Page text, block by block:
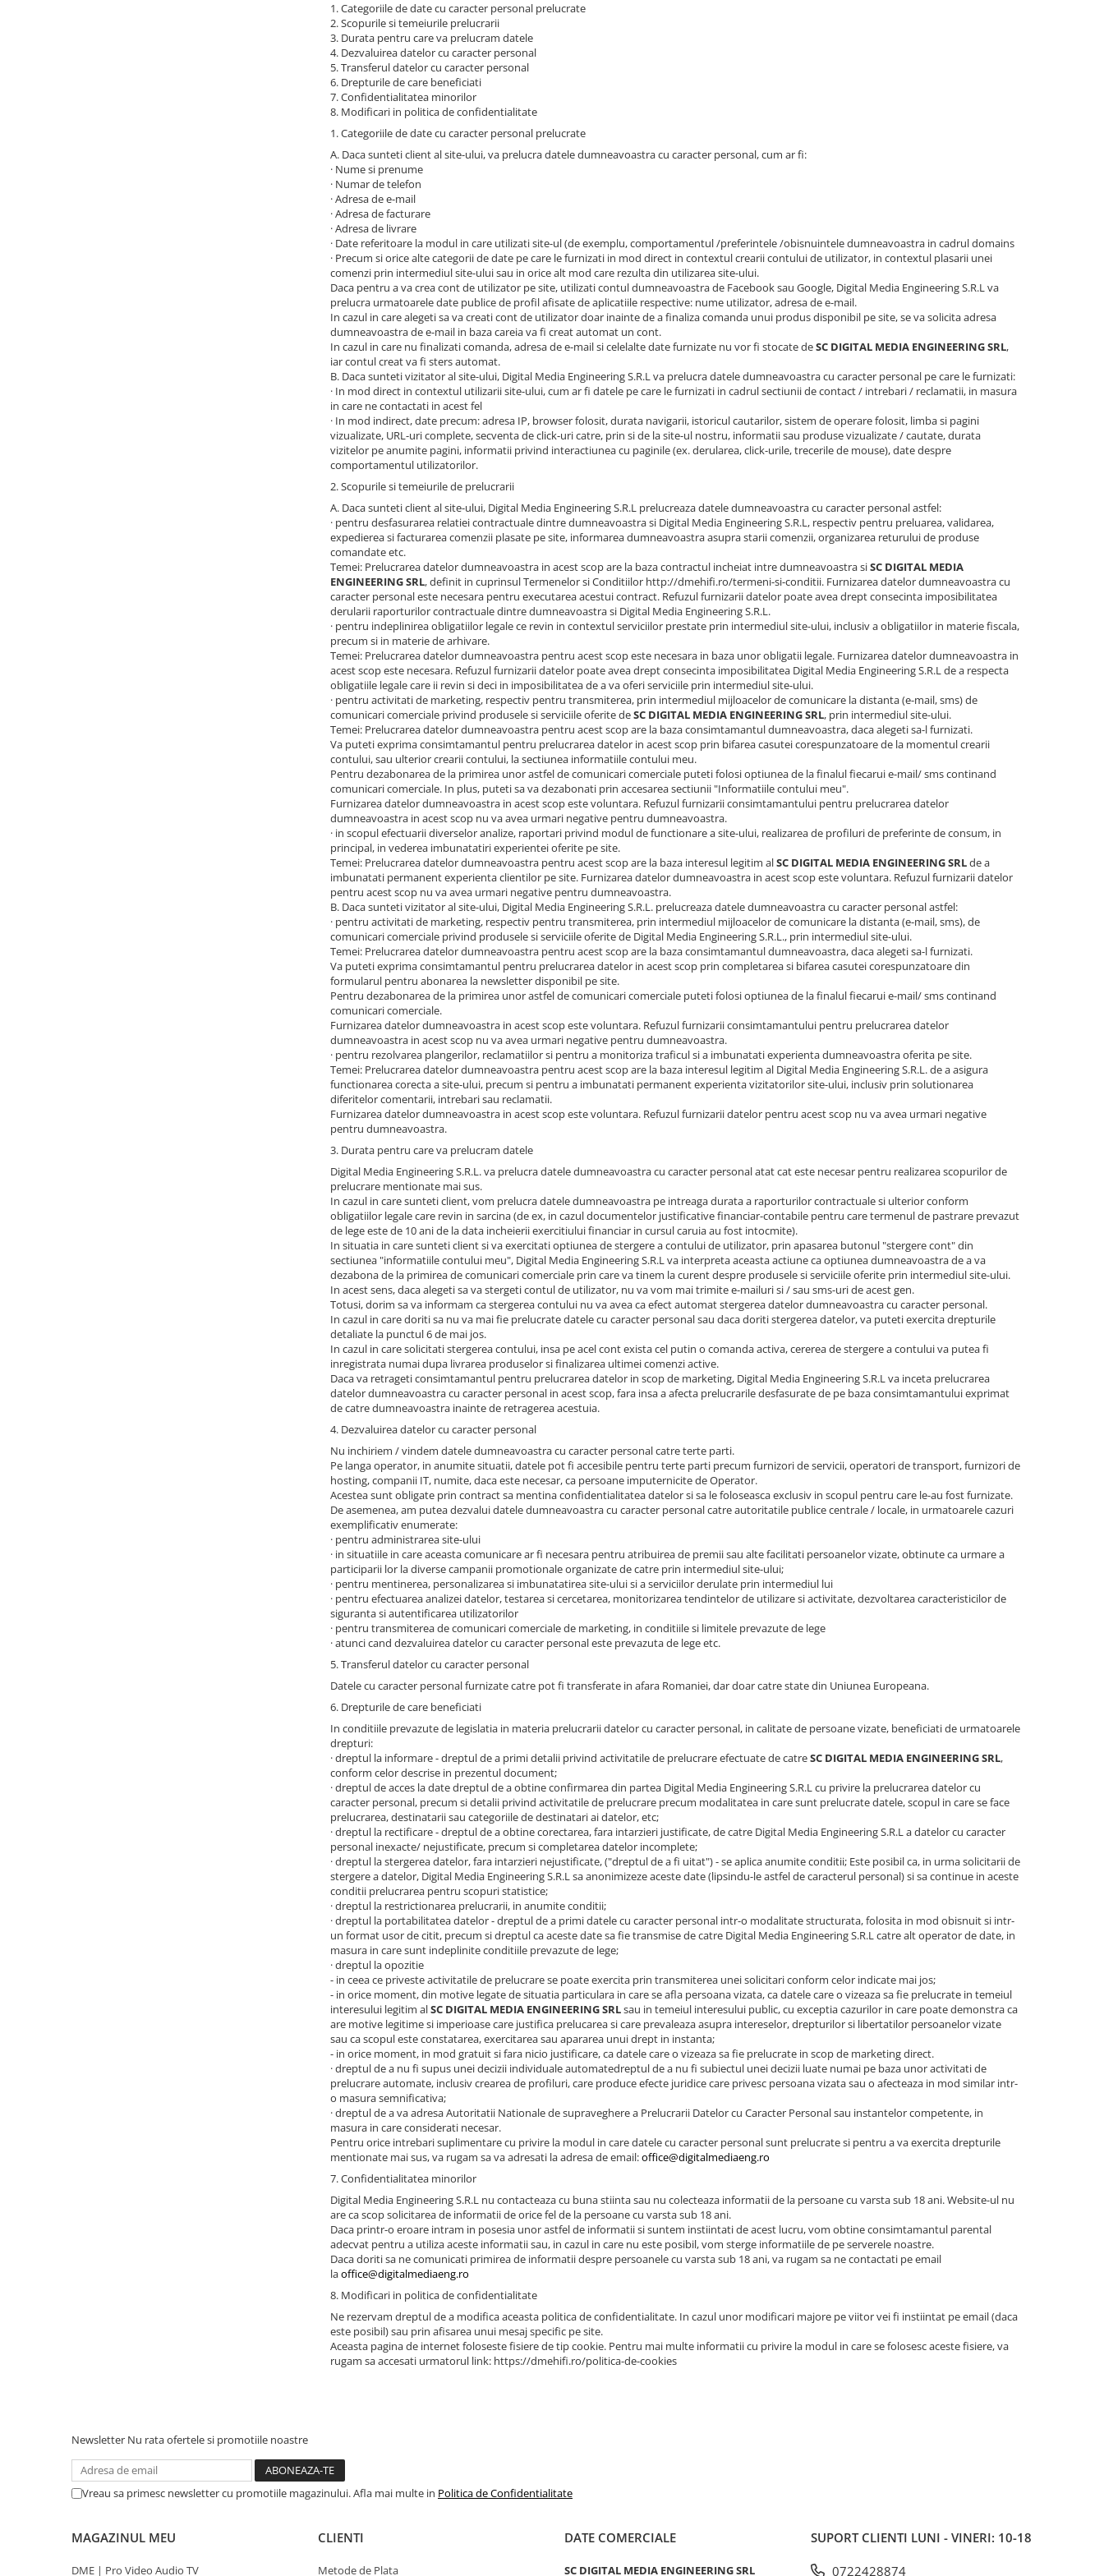
1. Categoriile de date cu caracter personal prelucrate
2. Scopurile si temeiurile prelucrarii
3. Durata pentru care va prelucram datele
4. Dezvaluirea datelor cu caracter personal
5. Transferul datelor cu caracter personal
6. Drepturile de care beneficiati
7. Confidentialitatea minorilor
8. Modificari in politica de confidentialitate
1. Categoriile de date cu caracter personal prelucrate
A. Daca sunteti client al site-ului, va prelucra datele dumneavoastra cu caracter personal, cum ar fi:
· Nume si prenume
· Numar de telefon
· Adresa de e-mail
· Adresa de facturare
· Adresa de livrare
· Date referitoare la modul in care utilizati site-ul (de exemplu, comportamentul /preferintele /obisnuintele dumneavoastra in cadrul domains
· Precum si orice alte categorii de date pe care le furnizati in mod direct in contextul crearii contului de utilizator, in contextul plasarii unei
comenzi prin intermediul site-ului sau in orice alt mod care rezulta din utilizarea site-ului.
Daca pentru a va crea cont de utilizator pe site, utilizati contul dumneavoastra de Facebook sau Google, Digital Media Engineering S.R.L va
prelucra urmatoarele date publice de profil afisate de aplicatiile respective: nume utilizator, adresa de e-mail.
In cazul in care alegeti sa va creati cont de utilizator doar inainte de a finaliza comanda unui produs disponibil pe site, se va solicita adresa
dumneavoastra de e-mail in baza careia va fi creat automat un cont.
In cazul in care nu finalizati comanda, adresa de e-mail si celelalte date furnizate nu vor fi stocate deSC DIGITAL MEDIA ENGINEERING SRL,
iar contul creat va fi sters automat.
B. Daca sunteti vizitator al site-ului, Digital Media Engineering S.R.L va prelucra datele dumneavoastra cu caracter personal pe care le furnizati:
· In mod direct in contextul utilizarii site-ului, cum ar fi datele pe care le furnizati in cadrul sectiunii de contact / intrebari / reclamatii, in masura
in care ne contactati in acest fel
· In mod indirect, date precum: adresa IP, browser folosit, durata navigarii, istoricul cautarilor, sistem de operare folosit, limba si pagini
vizualizate, URL-uri complete, secventa de click-uri catre, prin si de la site-ul nostru, informatii sau produse vizualizate / cautate, durata
vizitelor pe anumite pagini, informatii privind interactiunea cu paginile (ex. derularea, click-urile, trecerile de mouse), date despre
comportamentul utilizatorilor.
2. Scopurile si temeiurile de prelucrarii
A. Daca sunteti client al site-ului, Digital Media Engineering S.R.L prelucreaza datele dumneavoastra cu caracter personal astfel:
· pentru desfasurarea relatiei contractuale dintre dumneavoastra si Digital Media Engineering S.R.L, respectiv pentru preluarea, validarea,
expedierea si facturarea comenzii plasate pe site, informarea dumneavoastra asupra starii comenzii, organizarea returului de produse
comandate etc.
Temei: Prelucrarea datelor dumneavoastra in acest scop are la baza contractul incheiat intre dumneavoastra siSC DIGITAL MEDIA
ENGINEERING SRL, definit in cuprinsul Termenelor si Conditiilor http://dmehifi.ro/termeni-si-conditii. Furnizarea datelor dumneavoastra cu
caracter personal este necesara pentru executarea acestui contract. Refuzul furnizarii datelor poate avea drept consecinta imposibilitatea
derularii raporturilor contractuale dintre dumneavoastra si Digital Media Engineering S.R.L.
· pentru indeplinirea obligatiilor legale ce revin in contextul serviciilor prestate prin intermediul site-ului, inclusiv a obligatiilor in materie fiscala,
precum si in materie de arhivare.
Temei: Prelucrarea datelor dumneavoastra pentru acest scop este necesara in baza unor obligatii legale. Furnizarea datelor dumneavoastra in
acest scop este necesara. Refuzul furnizarii datelor poate avea drept consecinta imposibilitatea Digital Media Engineering S.R.L de a respecta
obligatiile legale care ii revin si deci in imposibilitatea de a va oferi serviciile prin intermediul site-ului.
· pentru activitati de marketing, respectiv pentru transmiterea, prin intermediul mijloacelor de comunicare la distanta (e-mail, sms) de
comunicari comerciale privind produsele si serviciile oferite deSC DIGITAL MEDIA ENGINEERING SRL, prin intermediul site-ului.
Temei: Prelucrarea datelor dumneavoastra pentru acest scop are la baza consimtamantul dumneavoastra, daca alegeti sa-l furnizati.
Va puteti exprima consimtamantul pentru prelucrarea datelor in acest scop prin bifarea casutei corespunzatoare de la momentul crearii
contului, sau ulterior crearii contului, la sectiunea informatiile contului meu.
Pentru dezabonarea de la primirea unor astfel de comunicari comerciale puteti folosi optiunea de la finalul fiecarui e-mail/ sms continand
comunicari comerciale. In plus, puteti sa va dezabonati prin accesarea sectiunii "Informatiile contului meu".
Furnizarea datelor dumneavoastra in acest scop este voluntara. Refuzul furnizarii consimtamantului pentru prelucrarea datelor
dumneavoastra in acest scop nu va avea urmari negative pentru dumneavoastra.
· in scopul efectuarii diverselor analize, raportari privind modul de functionare a site-ului, realizarea de profiluri de preferinte de consum, in
principal, in vederea imbunatatiri experientei oferite pe site.
Temei: Prelucrarea datelor dumneavoastra pentru acest scop are la baza interesul legitim alSC DIGITAL MEDIA ENGINEERING SRLde a
imbunatati permanent experienta clientilor pe site. Furnizarea datelor dumneavoastra in acest scop este voluntara. Refuzul furnizarii datelor
pentru acest scop nu va avea urmari negative pentru dumneavoastra.
B. Daca sunteti vizitator al site-ului, Digital Media Engineering S.R.L. prelucreaza datele dumneavoastra cu caracter personal astfel:
· pentru activitati de marketing, respectiv pentru transmiterea, prin intermediul mijloacelor de comunicare la distanta (e-mail, sms), de
comunicari comerciale privind produsele si serviciile oferite de Digital Media Engineering S.R.L., prin intermediul site-ului.
Temei: Prelucrarea datelor dumneavoastra pentru acest scop are la baza consimtamantul dumneavoastra, daca alegeti sa-l furnizati.
Va puteti exprima consimtamantul pentru prelucrarea datelor in acest scop prin completarea si bifarea casutei corespunzatoare din
formularul pentru abonarea la newsletter disponibil pe site.
Pentru dezabonarea de la primirea unor astfel de comunicari comerciale puteti folosi optiunea de la finalul fiecarui e-mail/ sms continand
comunicari comerciale.
Furnizarea datelor dumneavoastra in acest scop este voluntara. Refuzul furnizarii consimtamantului pentru prelucrarea datelor
dumneavoastra in acest scop nu va avea urmari negative pentru dumneavoastra.
· pentru rezolvarea plangerilor, reclamatiilor si pentru a monitoriza traficul si a imbunatati experienta dumneavoastra oferita pe site.
Temei: Prelucrarea datelor dumneavoastra pentru acest scop are la baza interesul legitim al Digital Media Engineering S.R.L. de a asigura
functionarea corecta a site-ului, precum si pentru a imbunatati permanent experienta vizitatorilor site-ului, inclusiv prin solutionarea
diferitelor comentarii, intrebari sau reclamatii.
Furnizarea datelor dumneavoastra in acest scop este voluntara. Refuzul furnizarii datelor pentru acest scop nu va avea urmari negative
pentru dumneavoastra.
3. Durata pentru care va prelucram datele
Digital Media Engineering S.R.L. va prelucra datele dumneavoastra cu caracter personal atat cat este necesar pentru realizarea scopurilor de
prelucrare mentionate mai sus.
In cazul in care sunteti client, vom prelucra datele dumneavoastra pe intreaga durata a raporturilor contractuale si ulterior conform
obligatiilor legale care revin in sarcina (de ex, in cazul documentelor justificative financiar-contabile pentru care termenul de pastrare prevazut
de lege este de 10 ani de la data incheierii exercitiului financiar in cursul caruia au fost intocmite).
In situatia in care sunteti client si va exercitati optiunea de stergere a contului de utilizator, prin apasarea butonul "stergere cont" din
sectiunea "informatiile contului meu", Digital Media Engineering S.R.L va interpreta aceasta actiune ca optiunea dumneavoastra de a va
dezabona de la primirea de comunicari comerciale prin care va tinem la curent despre produsele si serviciile oferite prin intermediul site-ului.
In acest sens, daca alegeti sa va stergeti contul de utilizator, nu va vom mai trimite e-mailuri si / sau sms-uri de acest gen.
Totusi, dorim sa va informam ca stergerea contului nu va avea ca efect automat stergerea datelor dumneavoastra cu caracter personal.
In cazul in care doriti sa nu va mai fie prelucrate datele cu caracter personal sau daca doriti stergerea datelor, va puteti exercita drepturile
detaliate la punctul 6 de mai jos.
In cazul in care solicitati stergerea contului, insa pe acel cont exista cel putin o comanda activa, cererea de stergere a contului va putea fi
inregistrata numai dupa livrarea produselor si finalizarea ultimei comenzi active.
Daca va retrageti consimtamantul pentru prelucrarea datelor in scop de marketing, Digital Media Engineering S.R.L va inceta prelucrarea
datelor dumneavoastra cu caracter personal in acest scop, fara insa a afecta prelucrarile desfasurate de pe baza consimtamantului exprimat
de catre dumneavoastra inainte de retragerea acestuia.
4. Dezvaluirea datelor cu caracter personal
Nu inchiriem / vindem datele dumneavoastra cu caracter personal catre terte parti.
Pe langa operator, in anumite situatii, datele pot fi accesibile pentru terte parti precum furnizori de servicii, operatori de transport, furnizori de
hosting, companii IT, numite, daca este necesar, ca persoane imputernicite de Operator.
Acestea sunt obligate prin contract sa mentina confidentialitatea datelor si sa le foloseasca exclusiv in scopul pentru care le-au fost furnizate.
De asemenea, am putea dezvalui datele dumneavoastra cu caracter personal catre autoritatile publice centrale / locale, in urmatoarele cazuri
exemplificativ enumerate:
· pentru administrarea site-ului
· in situatiile in care aceasta comunicare ar fi necesara pentru atribuirea de premii sau alte facilitati persoanelor vizate, obtinute ca urmare a
participarii lor la diverse campanii promotionale organizate de catre prin intermediul site-ului;
· pentru mentinerea, personalizarea si imbunatatirea site-ului si a serviciilor derulate prin intermediul lui
· pentru efectuarea analizei datelor, testarea si cercetarea, monitorizarea tendintelor de utilizare si activitate, dezvoltarea caracteristicilor de
siguranta si autentificarea utilizatorilor
· pentru transmiterea de comunicari comerciale de marketing, in conditiile si limitele prevazute de lege
· atunci cand dezvaluirea datelor cu caracter personal este prevazuta de lege etc.
5. Transferul datelor cu caracter personal
Datele cu caracter personal furnizate catre pot fi transferate in afara Romaniei, dar doar catre state din Uniunea Europeana.
6. Drepturile de care beneficiati
In conditiile prevazute de legislatia in materia prelucrarii datelor cu caracter personal, in calitate de persoane vizate, beneficiati de urmatoarele
drepturi:
· dreptul la informare - dreptul de a primi detalii privind activitatile de prelucrare efectuate de catreSC DIGITAL MEDIA ENGINEERING SRL,
conform celor descrise in prezentul document;
· dreptul de acces la date dreptul de a obtine confirmarea din partea Digital Media Engineering S.R.L cu privire la prelucrarea datelor cu
caracter personal, precum si detalii privind activitatile de prelucrare precum modalitatea in care sunt prelucrate datele, scopul in care se face
prelucrarea, destinatarii sau categoriile de destinatari ai datelor, etc;
· dreptul la rectificare - dreptul de a obtine corectarea, fara intarzieri justificate, de catre Digital Media Engineering S.R.L a datelor cu caracter
personal inexacte/ nejustificate, precum si completarea datelor incomplete;
· dreptul la stergerea datelor, fara intarzieri nejustificate, ("dreptul de a fi uitat") - se aplica anumite conditii; Este posibil ca, in urma solicitarii de
stergere a datelor, Digital Media Engineering S.R.L sa anonimizeze aceste date (lipsindu-le astfel de caracterul personal) si sa continue in aceste
conditii prelucrarea pentru scopuri statistice;
· dreptul la restrictionarea prelucrarii, in anumite conditii;
· dreptul la portabilitatea datelor - dreptul de a primi datele cu caracter personal intr-o modalitate structurata, folosita in mod obisnuit si intr-
un format usor de citit, precum si dreptul ca aceste date sa fie transmise de catre Digital Media Engineering S.R.L catre alt operator de date, in
masura in care sunt indeplinite conditiile prevazute de lege;
· dreptul la opozitie
- in ceea ce priveste activitatile de prelucrare se poate exercita prin transmiterea unei solicitari conform celor indicate mai jos;
- in orice moment, din motive legate de situatia particulara in care se afla persoana vizata, ca datele care o vizeaza sa fie prelucrate in temeiul
interesului legitim alSC DIGITAL MEDIA ENGINEERING SRLsau in temeiul interesului public, cu exceptia cazurilor in care poate demonstra ca
are motive legitime si imperioase care justifica prelucarea si care prevaleaza asupra intereselor, drepturilor si libertatilor persoanelor vizate
sau ca scopul este constatarea, exercitarea sau apararea unui drept in instanta;
- in orice moment, in mod gratuit si fara nicio justificare, ca datele care o vizeaza sa fie prelucrate in scop de marketing direct.
· dreptul de a nu fi supus unei decizii individuale automatedreptul de a nu fi subiectul unei decizii luate numai pe baza unor activitati de
prelucrare automate, inclusiv crearea de profiluri, care produce efecte juridice care privesc persoana vizata sau o afecteaza in mod similar intr-
o masura semnificativa;
· dreptul de a va adresa Autoritatii Nationale de supraveghere a Prelucrarii Datelor cu Caracter Personal sau instantelor competente, in
masura in care considerati necesar.
Pentru orice intrebari suplimentare cu privire la modul in care datele cu caracter personal sunt prelucrate si pentru a va exercita drepturile
mentionate mai sus, va rugam sa va adresati la adresa de email:office@digitalmediaeng.ro
7. Confidentialitatea minorilor
Digital Media Engineering S.R.L nu contacteaza cu buna stiinta sau nu colecteaza informatii de la persoane cu varsta sub 18 ani. Website-ul nu
are ca scop solicitarea de informatii de orice fel de la persoane cu varsta sub 18 ani.
Daca printr-o eroare intram in posesia unor astfel de informatii si suntem instiintati de acest lucru, vom obtine consimtamantul parental
adecvat pentru a utiliza aceste informatii sau, in cazul in care nu este posibil, vom sterge informatiile de pe serverele noastre.
Daca doriti sa ne comunicati primirea de informatii despre persoanele cu varsta sub 18 ani, va rugam sa ne contactati pe email
laoffice@digitalmediaeng.ro
8. Modificari in politica de confidentialitate
Ne rezervam dreptul de a modifica aceasta politica de confidentialitate. In cazul unor modificari majore pe viitor vei fi instiintat pe email (daca
este posibil) sau prin afisarea unui mesaj specific pe site.
Aceasta pagina de internet foloseste fisiere de tip cookie. Pentru mai multe informatii cu privire la modul in care se folosesc aceste fisiere, va
rugam sa accesati urmatorul link: https://dmehifi.ro/politica-de-cookies
Newsletter Nu rata ofertele si promotiile noastre
Vreau sa primesc newsletter cu promotiile magazinului. Afla mai multe in Politica de Confidentialitate
MAGAZINUL MEU
DME | Pro Video Audio TV
CLIENTI
Metode de Plata
DATE COMERCIALE
SC DIGITAL MEDIA ENGINEERING SRL
SUPORT CLIENTI LUNI - VINERI: 10-18
0722428874